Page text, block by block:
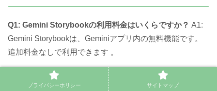
Q1: Gemini Storybookの利用料金はいくらですか？ A1:
Gemini Storybookは、Geminiアプリ内の無料機能です。
追加料金なしで利用できます 。
Q2: 日本語で利用できますか？
A2: はい、利用できます。
プライバシーホリシー サイトマップ